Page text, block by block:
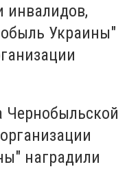
инвалидов,
Украины"
Чернобыльской
наградили